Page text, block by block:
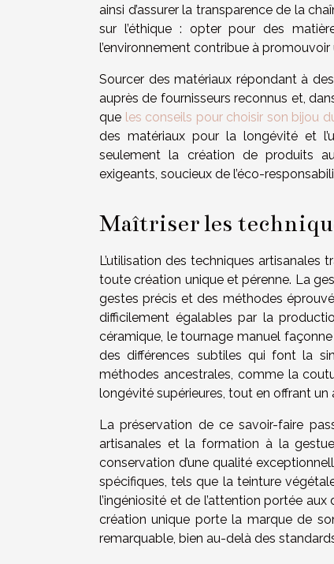
ainsi d’assurer la transparence de la
sur l’éthique : opter pour des
l’environnement contribue à
Sourcer des matériaux répondant à
auprès de fournisseurs reconnus et,
que les conseils pour choisir son bijou
des matériaux pour la longévité et
seulement la création de produits
exigeants, soucieux de l’éco-
Maîtriser les
L’utilisation des techniques
toute création unique et pérenne. La
gestes précis et des méthodes
difficilement égalables par la
céramique, le tournage manuel
des différences subtiles qui font la
méthodes ancestrales, comme la
longévité supérieures, tout en offrant
La préservation de ce savoir-faire
artisanales et la formation à la
conservation d’une qualité
spécifiques, tels que la teinture
l’ingéniosité et de l’attention portée
création unique porte la marque de
remarquable, bien au-delà des